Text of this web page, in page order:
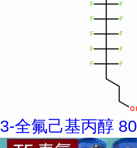
3-全氟己基丙醇